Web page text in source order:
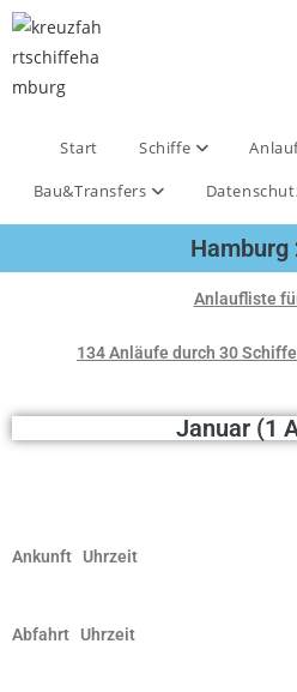
Start Schiffe
Bau&Transfers
Hamburg
Anlaufliste
134 Anläufe durch 30
Januar (1
Ankunft Uhrzeit
Abfahrt Uhrzeit